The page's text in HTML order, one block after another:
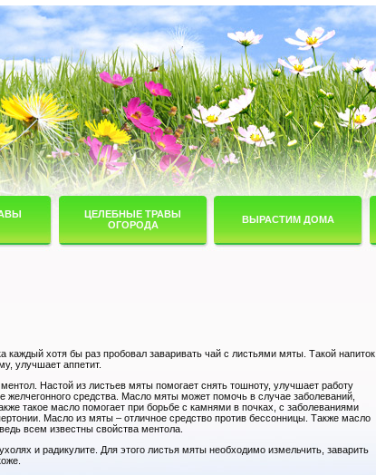
ЦЕЛЕБНЫЕ ТРАВЫ
ОГОРОДА
ВЫРАСТИМ ДОМА
хотя бы раз пробовал заваривать чай с листьями мяты. Такой напиток
улучшает аппетит.
Настой из листьев мяты помогает снять тошноту, улучшает работу
желчегонного средства. Масло мяты может помочь в случае заболеваний,
такое масло помогает при борьбе с камнями в почках, с заболеваниями
Масло из мяты – отличное средство против бессонницы. Также масло
всем известны свойства ментола.
и радикулите. Для этого листья мяты необходимо измельчить, заварить